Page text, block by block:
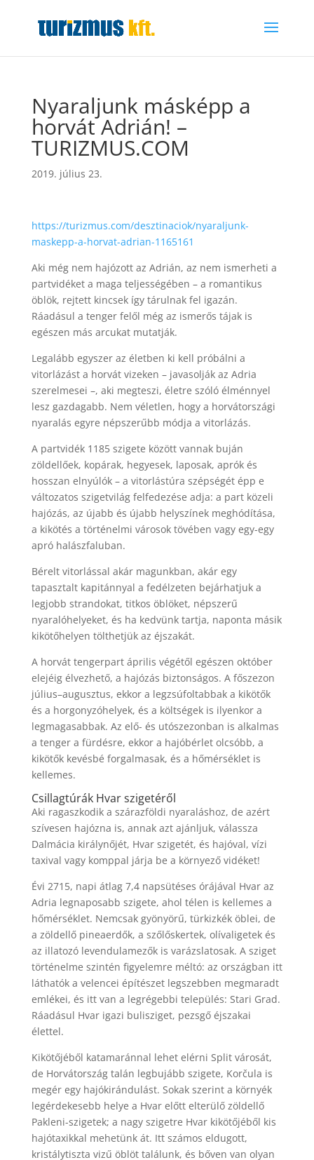
Nyaraljunk másképp a
horvát Adrián! –
TURIZMUS.COM
2019. július 23.
https://turizmus.com/desztinaciok/nyaraljunk-
maskepp-a-horvat-adrian-1165161
Aki még nem hajózott az Adrián, az nem ismerheti a
partvidéket a maga teljességében – a romantikus
öblök, rejtett kincsek így tárulnak fel igazán.
Ráadásul a tenger felől még az ismerős tájak is
egészen más arcukat mutatják.
Legalább egyszer az életben ki kell próbálni a
vitorlázást a horvát vizeken – javasolják az Adria
szerelmesei –, aki megteszi, életre szóló élménnyel
lesz gazdagabb. Nem véletlen, hogy a horvátországi
nyaralás egyre népszerűbb módja a vitorlázás.
A partvidék 1185 szigete között vannak buján
zöldellőek, kopárak, hegyesek, laposak, aprók és
hosszan elnyúlók – a vitorlástúra szépségét épp e
változatos szigetvilág felfedezése adja: a part közeli
hajózás, az újabb és újabb helyszínek meghódítása,
a kikötés a történelmi városok tövében vagy egy-egy
apró halászfaluban.
Bérelt vitorlással akár magunkban, akár egy
tapasztalt kapitánnyal a fedélzeten bejárhatjuk a
legjobb strandokat, titkos öblöket, népszerű
nyaralóhelyeket, és ha kedvünk tartja, naponta másik
kikötőhelyen tölthetjük az éjszakát.
A horvát tengerpart április végétől egészen október
elejéig élvezhető, a hajózás biztonságos. A főszezon
július–augusztus, ekkor a legzsúfoltabbak a kikötők
és a horgonyzóhelyek, és a költségek is ilyenkor a
legmagasabbak. Az elő- és utószezonban is alkalmas
a tenger a fürdésre, ekkor a hajóbérlet olcsóbb, a
kikötők kevésbé forgalmasak, és a hőmérséklet is
kellemes.
Csillagtúrák Hvar szigetéről
Aki ragaszkodik a szárazföldi nyaraláshoz, de azért
szívesen hajózna is, annak azt ajánljuk, válassza
Dalmácia királynőjét, Hvar szigetét, és hajóval, vízi
taxival vagy komppal járja be a környező vidéket!
Évi 2715, napi átlag 7,4 napsütéses órájával Hvar az
Adria legnaposabb szigete, ahol télen is kellemes a
hőmérséklet. Nemcsak gyönyörű, türkizkék öblei, de
a zöldellő pineaerdők, a szőlőskertek, olívaligetek és
az illatozó levendulamezők is varázslatosak. A sziget
történelme szintén figyelemre méltó: az országban itt
láthatók a velencei építészet legszebben megmaradt
emlékei, és itt van a legrégebbi település: Stari Grad.
Ráadásul Hvar igazi bulisziget, pezsgő éjszakai
élettel.
Kikötőjéből katamaránnal lehet elérni Split városát,
de Horvátország talán legbujább szigete, Korčula is
megér egy hajókirándulást. Sokak szerint a környék
legérdekesebb helye a Hvar előtt elterülő zöldellő
Pakleni-szigetek; a nagy szigetre Hvar kikötőjéből kis
hajótaxikkal mehetünk át. Itt számos eldugott,
kristálytiszta vizű öblöt találunk, és bőven van olyan